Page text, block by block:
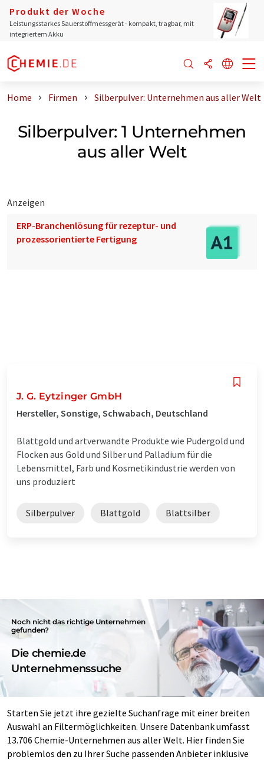
Produkt der Woche
Leistungsstarkes Sauerstoffmessgerät - kompakt, tragbar, mit
integriertem Akku
Home Firmen Silberpulver: Unternehmen aus aller Welt
Silberpulver: 1 Unternehmen
aus aller Welt
Anzeigen
ERP-Branchenlösung für rezeptur- und
prozessorientierte Fertigung
J. G. Eytzinger GmbH
Hersteller, Sonstige, Schwabach, Deutschland
Blattgold und artverwandte Produkte wie Pudergold und
Flocken aus Gold und Silber und Palladium für die
Lebensmittel, Farb und Kosmetikindustrie werden von
uns produziert
Silberpulver Blattgold Blattsilber
Noch nicht das richtige Unternehmen
gefunden?
Die chemie.de
Unternehmenssuche
Starten Sie jetzt ihre gezielte Suchanfrage mit einer breiten
Auswahl an Filtermöglichkeiten. Unsere Datenbank umfasst
13.706 Chemie-Unternehmen aus aller Welt. Hier finden Sie
problemlos den zu Ihrer Suche passenden Anbieter inklusive